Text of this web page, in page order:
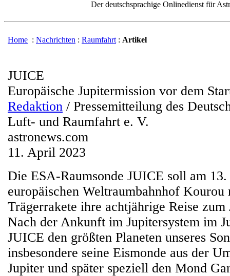
Der deutschsprachige Onlinedienst für
Home : Nachrichten : Raumfahrt : Artikel
JUICE
Europäische Jupitermission vor dem
Redaktion / Pressemitteilung des
Luft- und Raumfahrt e. V.
astronews.com
11. April 2023
Die ESA-Raumsonde JUICE soll am
europäischen Weltraumbahnhof
Trägerrakete ihre achtjährige Reise zum
Nach der Ankunft im Jupitersystem im
JUICE den größten Planeten unseres
insbesondere seine Eismonde aus der
Jupiter und später speziell den Mond